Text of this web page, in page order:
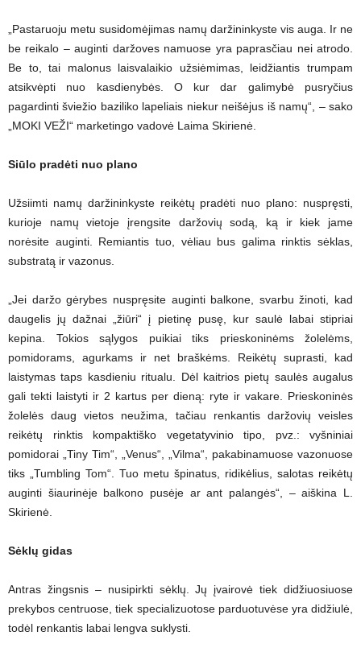
„Pastaruoju metu susidomėjimas namų daržininkyste vis auga. Ir ne
be reikalo – auginti daržoves namuose yra paprasčiau nei atrodo.
Be to, tai malonus laisvalaikio užsiėmimas, leidžiantis trumpam
atsikvėpti nuo kasdienybės. O kur dar galimybė pusryčius
pagardinti šviežio baziliko lapeliais niekur neišėjus iš namų“, – sako
„MOKI VEŽI“ marketingo vadovė Laima Skirienė.
Siūlo pradėti nuo plano
Užsiimti namų daržininkyste reikėtų pradėti nuo plano: nuspręsti,
kurioje namų vietoje įrengsite daržovių sodą, ką ir kiek jame
norėsite auginti. Remiantis tuo, vėliau bus galima rinktis sėklas,
substratą ir vazonus.
„Jei daržo gėrybes nuspręsite auginti balkone, svarbu žinoti, kad
daugelis jų dažnai „žiūri“ į pietinę pusę, kur saulė labai stipriai
kepina. Tokios sąlygos puikiai tiks prieskoninėms žolelėms,
pomidorams, agurkams ir net braškėms. Reikėtų suprasti, kad
laistymas taps kasdieniu ritualu. Dėl kaitrios pietų saulės augalus
gali tekti laistyti ir 2 kartus per dieną: ryte ir vakare. Prieskoninės
žolelės daug vietos neužima, tačiau renkantis daržovių veisles
reikėtų rinktis kompaktiško vegetatyvinio tipo, pvz.: vyšniniai
pomidorai „Tiny Tim“, „Venus“, „Vilma“, pakabinamuose vazonuose
tiks „Tumbling Tom“. Tuo metu špinatus, ridikėlius, salotas reikėtų
auginti šiaurinėje balkono pusėje ar ant palangės“, – aiškina L.
Skirienė.
Sėklų gidas
Antras žingsnis – nusipirkti sėklų. Jų įvairovė tiek didžiuosiuose
prekybos centruose, tiek specializuotose parduotuvėse yra didžiulė,
todėl renkantis labai lengva suklysti.